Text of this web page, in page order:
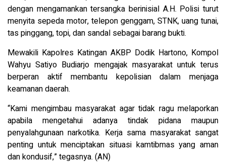
dengan mengamankan tersangka berinisial A.H. Polisi turut
menyita sepeda motor, telepon genggam, STNK, uang tunai,
tas pinggang, topi, dan sandal sebagai barang bukti.
Mewakili Kapolres Katingan AKBP Dodik Hartono, Kompol
Wahyu Satiyo Budiarjo mengajak masyarakat untuk terus
berperan aktif membantu kepolisian dalam menjaga
keamanan daerah.
“Kami mengimbau masyarakat agar tidak ragu melaporkan
apabila mengetahui adanya tindak pidana maupun
penyalahgunaan narkotika. Kerja sama masyarakat sangat
penting untuk menciptakan situasi kamtibmas yang aman
dan kondusif,” tegasnya. (AN)